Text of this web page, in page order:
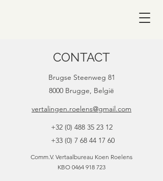
CONTACT
Brugse Steenweg 81
8000 Brugge, België
vertalingen.roelens@gmail.com
+32 (0) 488 35 23 12
+33 (0) 7 68 44 17 60
Comm.V. Vertaalbureau Koen Roelens
KBO 0464 918 723